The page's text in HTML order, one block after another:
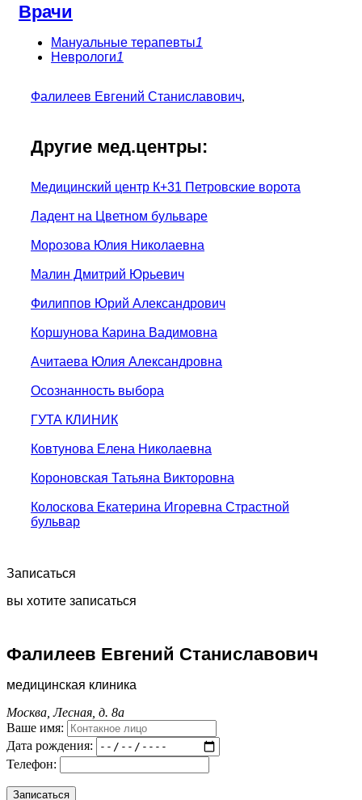
Врачи
Мануальные терапевты1
Неврологи1
Фалилеев Евгений Станиславович,
Другие мед.центры:
Медицинский центр К+31 Петровские ворота
Ладент на Цветном бульваре
Морозова Юлия Николаевна
Малин Дмитрий Юрьевич
Филиппов Юрий Александрович
Коршунова Карина Вадимовна
Ачитаева Юлия Александровна
Осознанность выбора
ГУТА КЛИНИК
Ковтунова Елена Николаевна
Короновская Татьяна Викторовна
Колоскова Екатерина Игоревна Страстной
бульвар
Записаться
вы хотите записаться
Фалилеев Евгений Станиславович
медицинская клиника
Москва, Лесная, д. 8а
Ваше имя:
Дата рождения:
Телефон: